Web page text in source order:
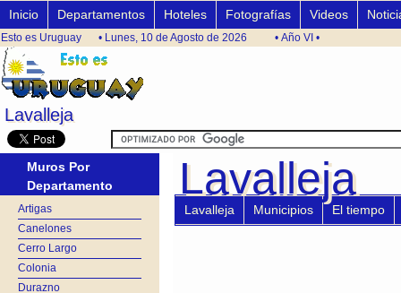
Lavalleja
Lavalleja
Inicio Departamentos Hoteles Fotografías Videos
Esto es Uruguay • Lunes, 10 de Agosto de 2026 • Año VI •
Muros Por
Departamento
Artigas
Canelones
Cerro Largo
Colonia
Durazno
Lavalleja
Lavalleja
Lavalleja Municipios El tiempo